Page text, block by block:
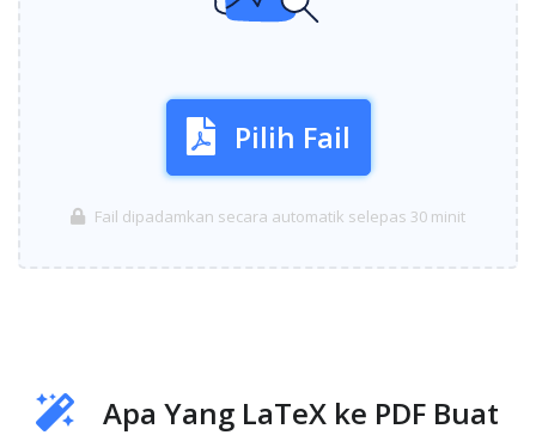
Pilih Fail
Fail dipadamkan secara automatik selepas 30 minit
Apa Yang LaTeX ke PDF Buat